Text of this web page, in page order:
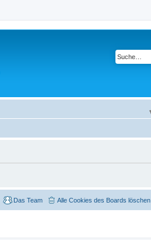
Alle Cookies des Boards löschen
Das Team